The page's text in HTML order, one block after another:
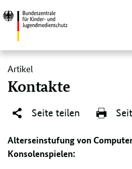
Direktlink:
Kontakte
Artikel
Seite teilen
Alterseinstufung von
Konsolenspielen: